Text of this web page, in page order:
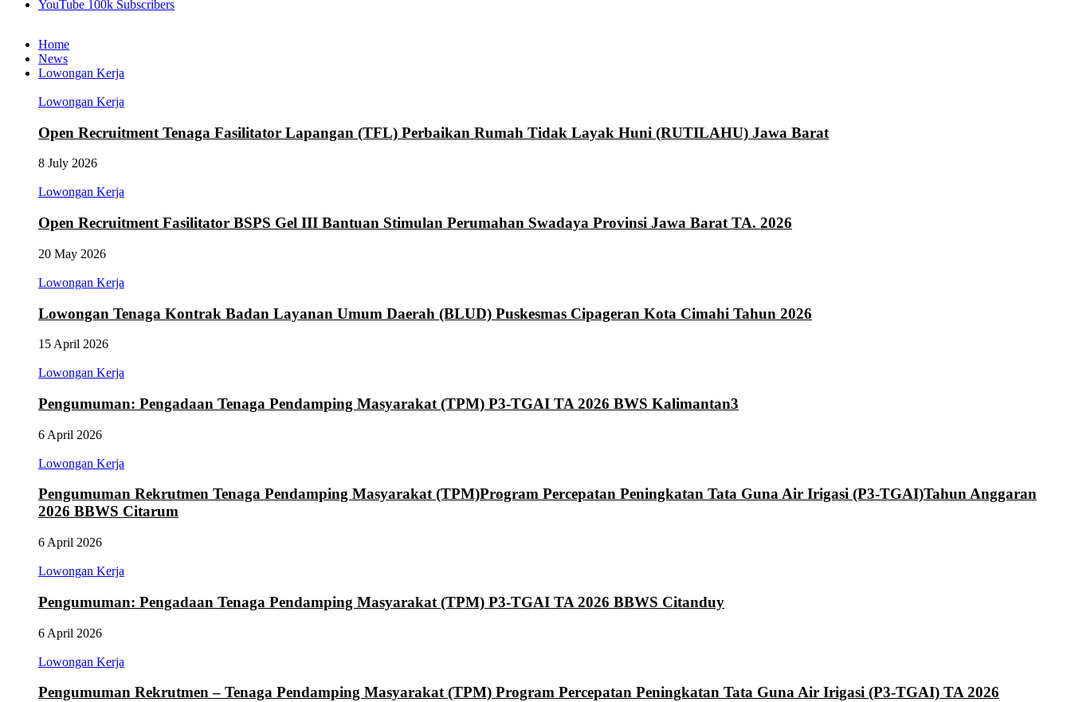
YouTube 100k Subscribers
Home
News
Lowongan Kerja
Lowongan Kerja
Open Recruitment Tenaga Fasilitator Lapangan (TFL) Perbaikan Rumah Tidak Layak Huni (RUTILAHU) Jawa Barat
8 July 2026
Lowongan Kerja
Open Recruitment Fasilitator BSPS Gel III Bantuan Stimulan Perumahan Swadaya Provinsi Jawa Barat TA. 2026
20 May 2026
Lowongan Kerja
Lowongan Tenaga Kontrak Badan Layanan Umum Daerah (BLUD) Puskesmas Cipageran Kota Cimahi Tahun 2026
15 April 2026
Lowongan Kerja
Pengumuman: Pengadaan Tenaga Pendamping Masyarakat (TPM) P3-TGAI TA 2026 BWS Kalimantan3
6 April 2026
Lowongan Kerja
Pengumuman Rekrutmen Tenaga Pendamping Masyarakat (TPM)Program Percepatan Peningkatan Tata Guna Air Irigasi (P3-TGAI)Tahun Anggaran
2026 BBWS Citarum
6 April 2026
Lowongan Kerja
Pengumuman: Pengadaan Tenaga Pendamping Masyarakat (TPM) P3-TGAI TA 2026 BBWS Citanduy
6 April 2026
Lowongan Kerja
Pengumuman Rekrutmen – Tenaga Pendamping Masyarakat (TPM) Program Percepatan Peningkatan Tata Guna Air Irigasi (P3-TGAI) TA 2026